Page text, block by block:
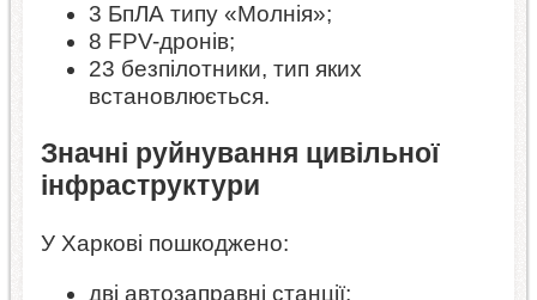
3 БпЛА типу «Молнія»;
8 FPV-дронів;
23 безпілотники, тип яких
встановлюється.
Значні руйнування цивільної
інфраструктури
У Харкові пошкоджено:
дві автозаправні станції;